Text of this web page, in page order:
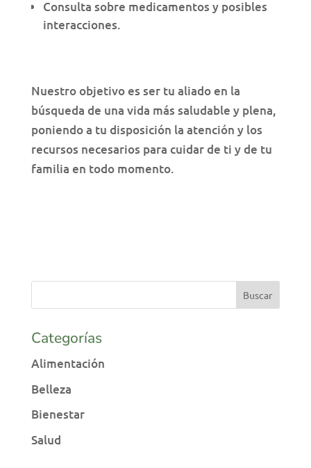
Consulta sobre medicamentos y posibles
interacciones.
Nuestro objetivo es ser tu aliado en la
búsqueda de una vida más saludable y plena,
poniendo a tu disposición la atención y los
recursos necesarios para cuidar de ti y de tu
familia en todo momento.
Categorías
Alimentación
Belleza
Bienestar
Salud